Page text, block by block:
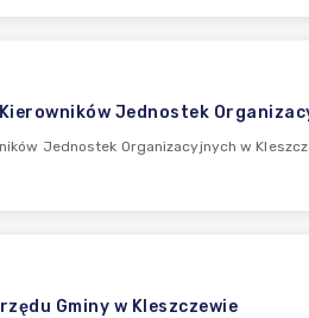
Jednostek
Jednostek Organizacyjnych w
Gminy w Kleszczewie